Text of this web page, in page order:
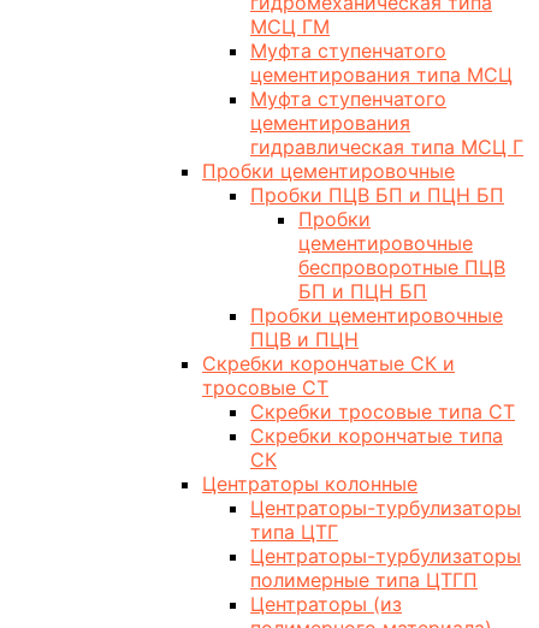
МСЦ ГМ
Муфта ступенчатого
цементирования типа МСЦ
Муфта ступенчатого
цементирования
гидравлическая типа МСЦ Г
Пробки цементировочные
Пробки ПЦВ БП и ПЦН БП
Пробки
цементировочные
беспроворотные ПЦВ
БП и ПЦН БП
Пробки цементировочные
ПЦВ и ПЦН
Скребки корончатые СК и
тросовые СТ
Скребки тросовые типа СТ
Скребки корончатые типа
СК
Центраторы колонные
Центраторы-турбулизаторы
типа ЦТГ
Центраторы-турбулизаторы
полимерные типа ЦТГП
Центраторы (из